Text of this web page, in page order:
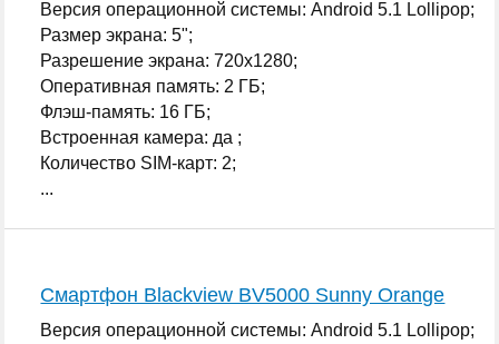
Версия операционной системы: Android 5.1 Lollipop;
Размер экрана: 5";
Разрешение экрана: 720x1280;
Оперативная память: 2 ГБ;
Флэш-память: 16 ГБ;
Встроенная камера: да ;
Количество SIM-карт: 2;
...
Смартфон Blackview BV5000 Sunny Orange
Версия операционной системы: Android 5.1 Lollipop;